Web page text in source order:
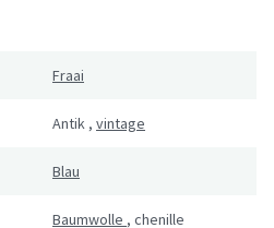
Fraai
Antik , vintage
Blau
Baumwolle , chenille